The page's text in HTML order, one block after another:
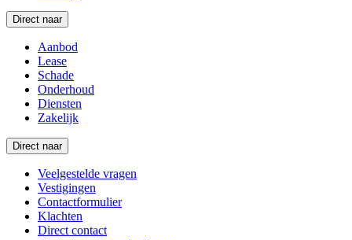
Direct naar
Aanbod
Lease
Schade
Onderhoud
Diensten
Zakelijk
Direct naar
Veelgestelde vragen
Vestigingen
Contactformulier
Klachten
Direct contact